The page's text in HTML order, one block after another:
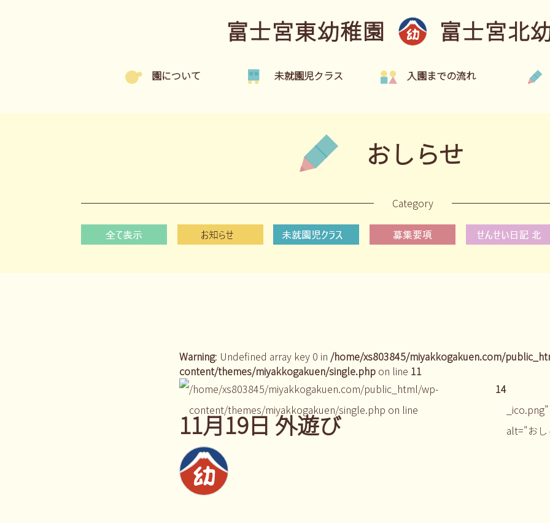
富士宮東幼稚園 富士宮北
園について 未就園児クラス 入園までの流れ
おしらせ
Category
Warning: Undefined array key 0 in /home/xs803845/miyakkogakuen.com/
content/themes/miyakkogakuen/single.php on line 11
/home/xs803845/miyakkogakuen.com/public_html/wp-
content/themes/miyakkogakuen/single.php on line
14
_ico.png"
alt="お
11月19日 外遊び